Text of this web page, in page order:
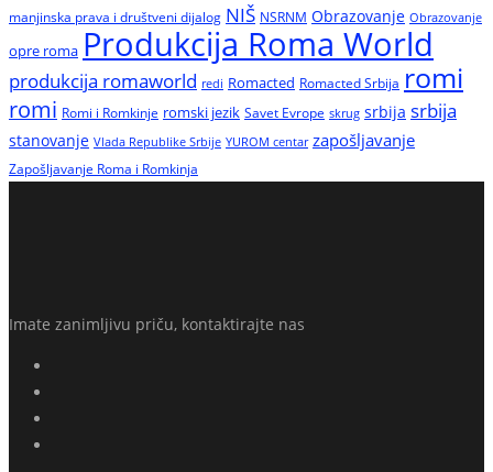
manjinska prava i društveni dijalog NIŠ NSRNM Obrazovanje Obrazovanje
opre roma Produkcija Roma World
produkcija romaworld redi Romacted Romacted Srbija romi
romi Romi i Romkinje romski jezik Savet Evrope skrug srbija srbija
stanovanje Vlada Republike Srbije YUROM centar zapošljavanje
Zapošljavanje Roma i Romkinja
Imate zanimljivu priču, kontaktirajte nas